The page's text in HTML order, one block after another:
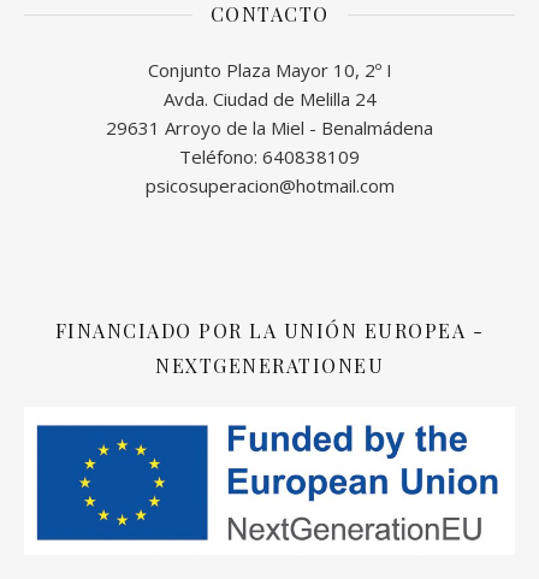
CONTACTO
Conjunto Plaza Mayor 10, 2º I
Avda. Ciudad de Melilla 24
29631 Arroyo de la Miel - Benalmádena
Teléfono: 640838109
psicosuperacion@hotmail.com
FINANCIADO POR LA UNIÓN EUROPEA -
NEXTGENERATIONEU